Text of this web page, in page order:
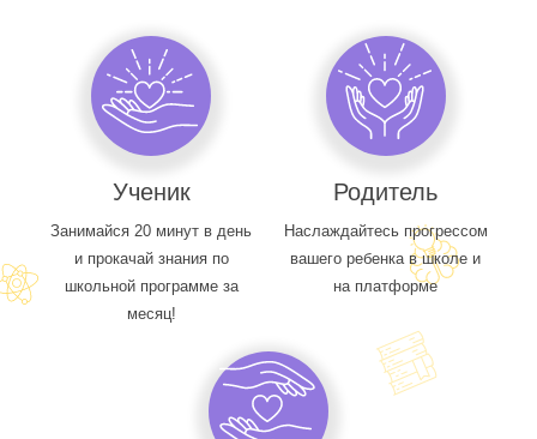
Ученик
Занимайся 20 минут в день
и прокачай знания по
школьной программе за
месяц!
Родитель
Наслаждайтесь прогрессом
вашего ребенка в школе и
на платформе